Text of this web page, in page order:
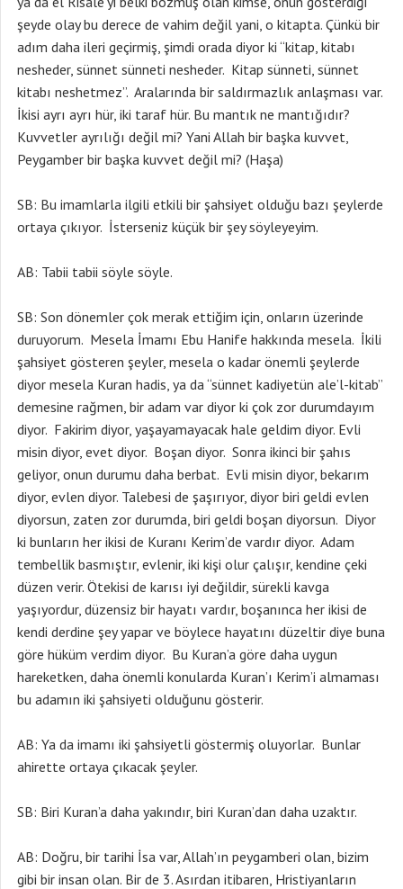
şeyde olay bu derece de vahim değil yani, o kitapta. Çünkü bir
adım daha ileri geçirmiş, şimdi orada diyor ki “kitap, kitabı
nesheder, sünnet sünneti nesheder. Kitap sünneti, sünnet
kitabı neshetmez”. Aralarında bir saldırmazlık anlaşması var.
İkisi ayrı ayrı hür, iki taraf hür. Bu mantık ne mantığıdır?
Kuvvetler ayrılığı değil mi? Yani Allah bir başka kuvvet,
Peygamber bir başka kuvvet değil mi? (Haşa)
SB: Bu imamlarla ilgili etkili bir şahsiyet olduğu bazı şeylerde
ortaya çıkıyor. İsterseniz küçük bir şey söyleyeyim.
AB: Tabii tabii söyle söyle.
SB: Son dönemler çok merak ettiğim için, onların üzerinde
duruyorum. Mesela İmamı Ebu Hanife hakkında mesela. İkili
şahsiyet gösteren şeyler, mesela o kadar önemli şeylerde
diyor mesela Kuran hadis, ya da “sünnet kadiyetün ale’l-kitab”
demesine rağmen, bir adam var diyor ki çok zor durumdayım
diyor. Fakirim diyor, yaşayamayacak hale geldim diyor. Evli
misin diyor, evet diyor. Boşan diyor. Sonra ikinci bir şahıs
geliyor, onun durumu daha berbat. Evli misin diyor, bekarım
diyor, evlen diyor. Talebesi de şaşırıyor, diyor biri geldi evlen
diyorsun, zaten zor durumda, biri geldi boşan diyorsun. Diyor
ki bunların her ikisi de Kuranı Kerim’de vardır diyor. Adam
tembellik basmıştır, evlenir, iki kişi olur çalışır, kendine çeki
düzen verir. Ötekisi de karısı iyi değildir, sürekli kavga
yaşıyordur, düzensiz bir hayatı vardır, boşanınca her ikisi de
kendi derdine şey yapar ve böylece hayatını düzeltir diye buna
göre hüküm verdim diyor. Bu Kuran’a göre daha uygun
hareketken, daha önemli konularda Kuran’ı Kerim’i almaması
bu adamın iki şahsiyeti olduğunu gösterir.
AB: Ya da imamı iki şahsiyetli göstermiş oluyorlar. Bunlar
ahirette ortaya çıkacak şeyler.
SB: Biri Kuran’a daha yakındır, biri Kuran’dan daha uzaktır.
AB: Doğru, bir tarihi İsa var, Allah’ın peygamberi olan, bizim
gibi bir insan olan. Bir de 3. Asırdan itibaren, Hristiyanların